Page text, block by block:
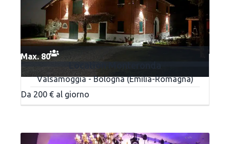
Max. 80
Location Monteronda
Valsamoggia - Bologna (Emilia-Romagna)
Da 200 € al giorno